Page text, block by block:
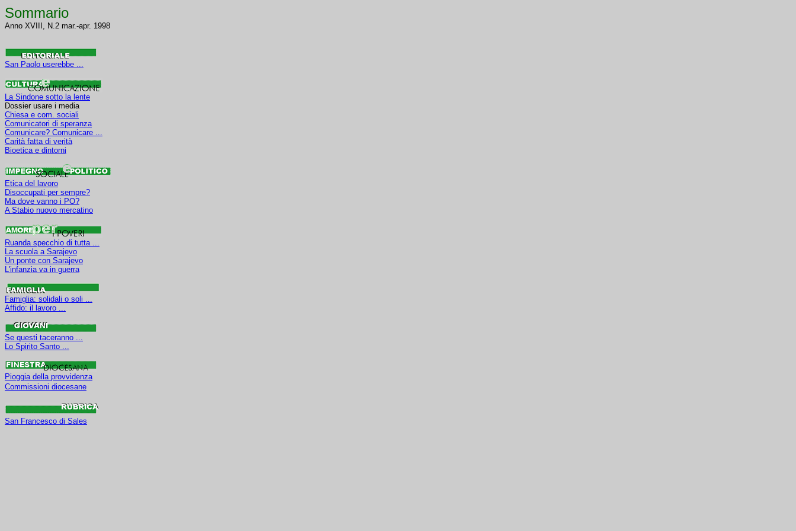
Sommario
Anno XVIII, N.2 mar.-apr. 1998
San Paolo userebbe ...
La Sindone sotto la lente
Dossier usare i media
Chiesa e com. sociali
Comunicatori di speranza
Comunicare? Comunicare ...
Carità fatta di verità
Bioetica e dintorni
Etica del lavoro
Disoccupati per sempre?
Ma dove vanno i PO?
A Stabio nuovo mercatino
Ruanda specchio di tutta ...
La scuola a Sarajevo
Un ponte con Sarajevo
L'infanzia va in guerra
Famiglia: solidali o soli ...
Affido: il lavoro ...
Se questi taceranno ...
Lo Spirito Santo ...
Pioggia della provvidenza
Commissioni diocesane
San Francesco di Sales